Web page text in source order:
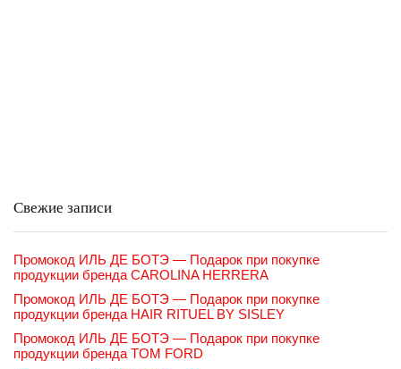
Свежие записи
Промокод ИЛЬ ДЕ БОТЭ — Подарок при покупке
продукции бренда CAROLINA HERRERA
Промокод ИЛЬ ДЕ БОТЭ — Подарок при покупке
продукции бренда HAIR RITUEL BY SISLEY
Промокод ИЛЬ ДЕ БОТЭ — Подарок при покупке
продукции бренда TOM FORD